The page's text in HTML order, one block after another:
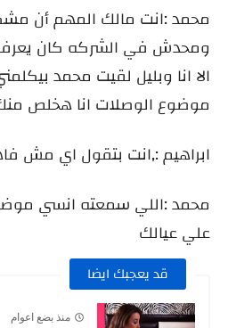
محمد :انت مالك المهم أن
ومحدش في الشركه كان يعرف
الا انا وبليل لقيت محمد
موضوع الوصلات انا هخلص
ابراهيم :,انت بتقول اي مش
محمد :اللي سمعته انسي
علي عيالك
قد يعجبك ايضا
منذ بضع اعوام